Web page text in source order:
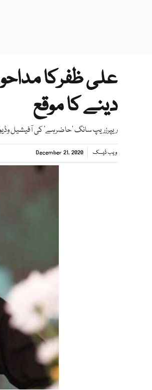
علی ظفرکا
دینے کا موقع
ریپرزریپ سانگ ’حاضرہے‘ کی آفیشیل
ویب ڈیسک December 21, 2020